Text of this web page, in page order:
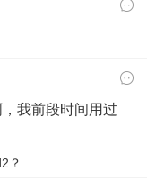
我前段时间用过
？